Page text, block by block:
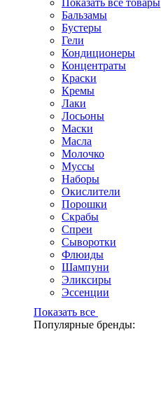
Показать все товары
Бальзамы
Бустеры
Гели
Кондиционеры
Концентраты
Краски
Кремы
Лаки
Лосьоны
Маски
Масла
Молочко
Муссы
Наборы
Окислители
Порошки
Скрабы
Спреи
Сыворотки
Флюиды
Шампуни
Эликсиры
Эссенции
Показать все
Популярные бренды: